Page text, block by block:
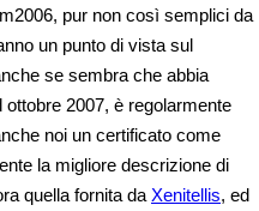
pur non così semplici da
un punto di vista sul
se sembra che abbia
2007, è regolarmente
noi un certificato come
la migliore descrizione di
quella fornita da Xenitellis, ed